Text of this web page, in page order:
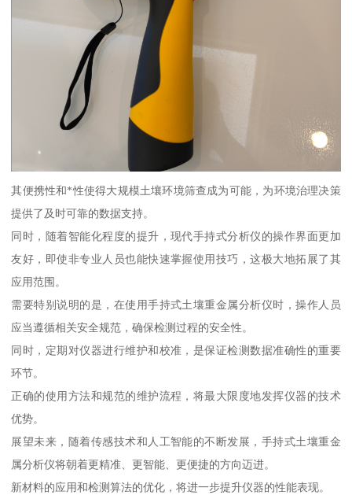
其便携性和*性使得大规模土壤环境筛查成为可能，为环境治理决策
提供了及时可靠的数据支持。
同时，随着智能化程度的提升，现代手持式分析仪的操作界面更加
友好，即使非专业人员也能快速掌握使用技巧，这极大地拓展了其
应用范围。
需要特别说明的是，在使用手持式土壤重金属分析仪时，操作人员
应当遵循相关安全规范，确保检测过程的安全性。
同时，定期对仪器进行维护和校准，是保证检测数据准确性的重要
环节。
正确的使用方法和规范的维护流程，将最大限度地发挥仪器的技术
优势。
展望未来，随着传感技术和人工智能的不断发展，手持式土壤重金
属分析仪将朝着更精准、更智能、更便捷的方向迈进。
新材料的应用和检测算法的优化，将进一步提升仪器的性能表现。